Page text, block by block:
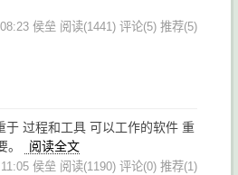
侯垒 阅读(1441) 评论(5) 推荐(5)
过程和工具 可以工作的软件 重
。
阅读全文
侯垒 阅读(1190) 评论(0) 推荐(1)